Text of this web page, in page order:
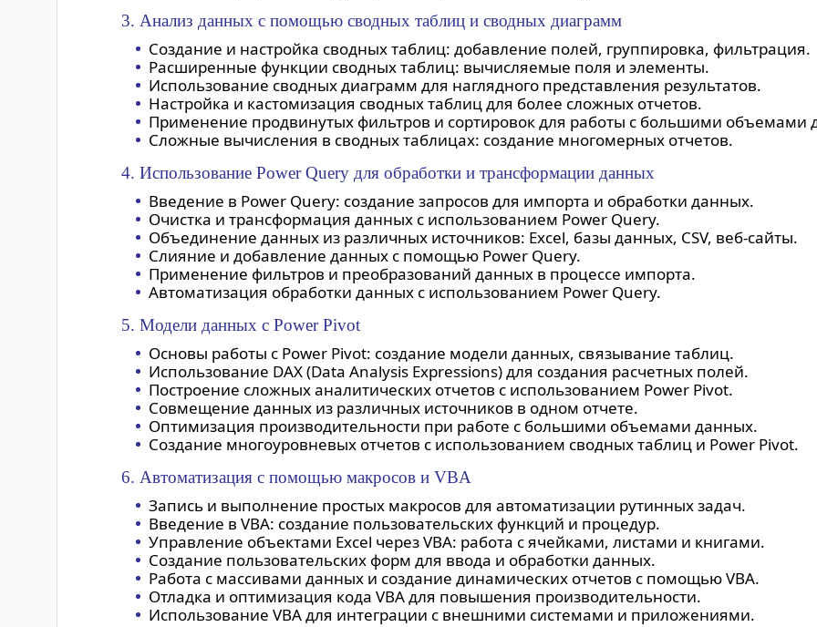
3. Анализ данных с помощью сводных таблиц и сводных диаграмм
Создание и настройка сводных таблиц: добавление полей, группировка, фильтрация.
Расширенные функции сводных таблиц: вычисляемые поля и элементы.
Использование сводных диаграмм для наглядного представления результатов.
Настройка и кастомизация сводных таблиц для более сложных отчетов.
Применение продвинутых фильтров и сортировок для работы с большими объемами
Сложные вычисления в сводных таблицах: создание многомерных отчетов.
4. Использование Power Query для обработки и трансформации данных
Введение в Power Query: создание запросов для импорта и обработки данных.
Очистка и трансформация данных с использованием Power Query.
Объединение данных из различных источников: Excel, базы данных, CSV, веб-сайты.
Слияние и добавление данных с помощью Power Query.
Применение фильтров и преобразований данных в процессе импорта.
Автоматизация обработки данных с использованием Power Query.
5. Модели данных с Power Pivot
Основы работы с Power Pivot: создание модели данных, связывание таблиц.
Использование DAX (Data Analysis Expressions) для создания расчетных полей.
Построение сложных аналитических отчетов с использованием Power Pivot.
Совмещение данных из различных источников в одном отчете.
Оптимизация производительности при работе с большими объемами данных.
Создание многоуровневых отчетов с использованием сводных таблиц и Power Pivot.
6. Автоматизация с помощью макросов и VBA
Запись и выполнение простых макросов для автоматизации рутинных задач.
Введение в VBA: создание пользовательских функций и процедур.
Управление объектами Excel через VBA: работа с ячейками, листами и книгами.
Создание пользовательских форм для ввода и обработки данных.
Работа с массивами данных и создание динамических отчетов с помощью VBA.
Отладка и оптимизация кода VBA для повышения производительности.
Использование VBA для интеграции с внешними системами и приложениями.